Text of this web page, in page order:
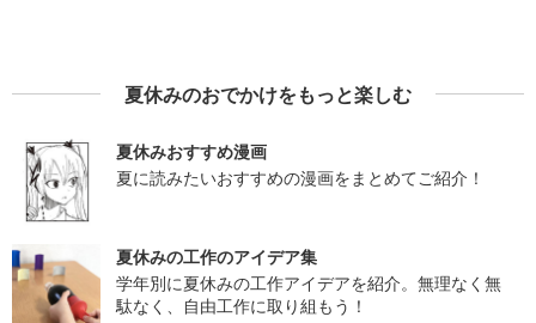
夏休みのおでかけをもっと楽しむ
夏休みおすすめ漫画
夏に読みたいおすすめの漫画をまとめてご紹介！
夏休みの工作のアイデア集
学年別に夏休みの工作アイデアを紹介。無理なく無
駄なく、自由工作に取り組もう！